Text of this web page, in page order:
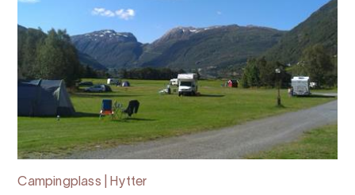
Campingplass | Hytter